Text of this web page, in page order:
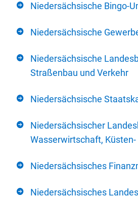
Niedersächsische Bingo-
Niedersächsische
Niedersächsische
Straßenbau und Verkehr
Niedersächsische
Niedersächsischer
Wasserwirtschaft,
Niedersächsisches
Niedersächsisches